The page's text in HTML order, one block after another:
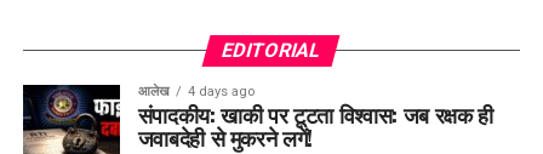
EDITORIAL
आलेख 4 days ago
संपादकीय: खाकी पर टूटता विश्वास: जब रक्षक ही
जवाबदेही से मुकरने लगें!